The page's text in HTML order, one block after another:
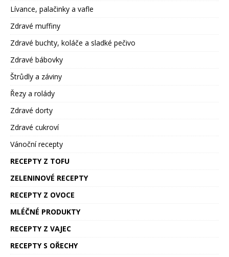
Lívance, palačinky a vafle
Zdravé muffiny
Zdravé buchty, koláče a sladké pečivo
Zdravé bábovky
Štrůdly a záviny
Řezy a rolády
Zdravé dorty
Zdravé cukroví
Vánoční recepty
RECEPTY Z TOFU
ZELENINOVÉ RECEPTY
RECEPTY Z OVOCE
MLÉČNÉ PRODUKTY
RECEPTY Z VAJEC
RECEPTY S OŘECHY